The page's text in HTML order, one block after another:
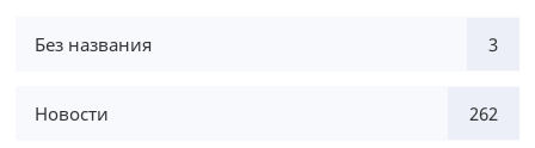
Без названия 3
Новости 262